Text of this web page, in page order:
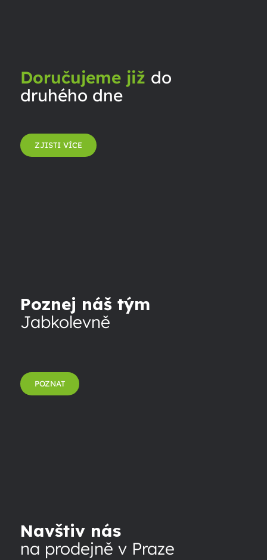
Doručujeme již do
druhého dne
ZJISTI VÍCE
Poznej náš tým
Jabkolevně
POZNAT
Navštiv nás
na prodejně v Praze